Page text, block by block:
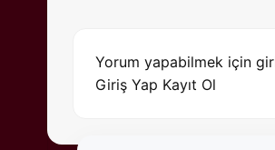
Yorum yapabilmek için
Giriş Yap Kayıt Ol